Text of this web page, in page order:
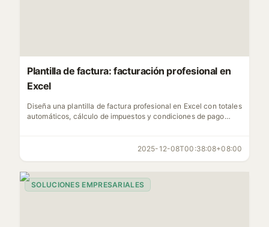
Plantilla de factura: facturación profesional en
Excel
Diseña una plantilla de factura profesional en Excel con totales
automáticos, cálculo de impuestos y condiciones de pago
2025-12-08T00:38:08+08:00
SOLUCIONES EMPRESARIALES